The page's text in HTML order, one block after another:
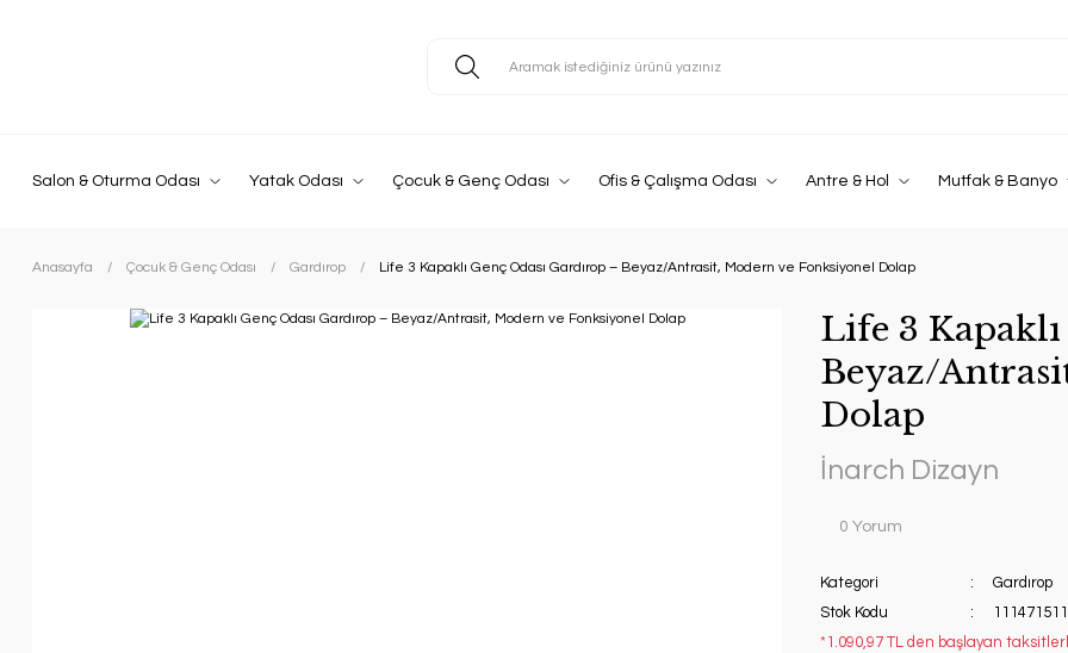
Salon & Oturma Odası Yatak Odası Çocuk & Genç Odası Ofis & Çalışma Odası Antre & Hol Mutfak & Banyo
Anasayfa Çocuk & Genç Odası Gardırop Life 3 Kapaklı Genç Odası Gardırop – Beyaz/Antrasit, Modern ve Fonksiyonel Dolap
Life 3
Beyaz/
Dolap
İnarch Dizayn
0 Yorum
Kategori
Gardırop
Stok Kodu
*1.090,97 TL den başlayan